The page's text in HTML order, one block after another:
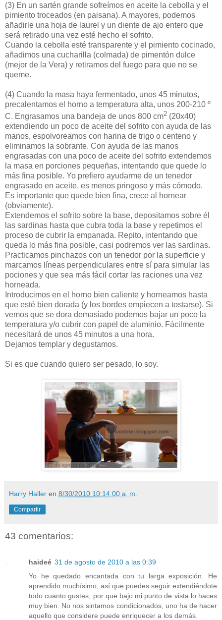
(3) En un sartén grande sofreímos en aceite la cebolla y el
pimiento troceados (en paisana). A mayores, podemos
añadirle una hoja de laurel y un diente de ajo entero que
será retirado una vez esté hecho el sofrito.
Cuando la cebolla esté transparente y el pimiento cocinado,
añadimos una cucharilla (colmada) de pimentón dulce
(mejor de la Vera) y retiramos del fuego para que no se
queme.
(4) Cuando la masa haya fermentado, unos 45 minutos,
precalentamos el horno a temperatura alta, unos 200-210 º
C. Engrasamos una bandeja de unos 800 cm2 (20x40)
extendiendo un poco de aceite del sofrito con ayuda de las
manos, espolvoreamos con harina de trigo o centeno y
eliminamos la sobrante. Con ayuda de las manos
engrasadas con una poco de aceite del sofrito extendemos
la masa en porciones pequeñas, intentando que quede lo
más fina posible. Yo prefiero ayudarme de un tenedor
engrasado en aceite, es menos pringoso y más cómodo.
Es importante que quede bien fina, crece al hornear
(obviamente).
Extendemos el sofrito sobre la base, depositamos sobre él
las sardinas hasta que cubra toda la base y repetimos el
proceso de cubrir la empanada. Repito, intentando que
queda lo más fina posible, casi podremos ver las sardinas.
Practicamos pinchazos con un tenedor por la superficie y
marcamos líneas perpendiculares entre sí para simular las
pociones y que sea más fácil cortar las raciones una vez
horneada.
Introducimos en el horno bien caliente y horneamos hasta
que esté bien dorada (y los bordes empiecen a tostarse). Si
vemos que se dora demasiado podemos bajar un poco la
temperatura y/o cubrir con papel de aluminio. Fácilmente
necesitará de unos 45 minutos a una hora.
Dejamos templar y degustamos.
Si es que cuando quiero ser pesado, lo soy.
Harry Haller en 8/30/2010 10:14:00 a. m.
Compartir
43 comentarios:
haideé 31 de agosto de 2010 a las 0:39
Yo he quedado encantada con tu larga exposición. He
aprendido muchísimo, así que puedes seguir extendiéndote
todo cuanto gustes, por que bajo mi punto de vista lo haces
muy bien. No nos sintamos condicionados, uno ha de hacer
aquello que considere puede enriquecer a los demás.